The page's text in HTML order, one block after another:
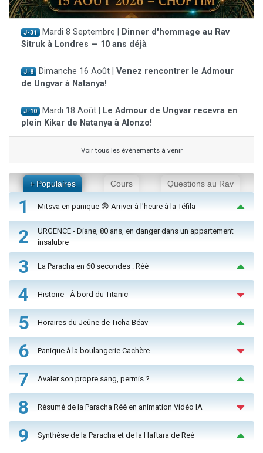
J-31 Mardi 8 Septembre |
Dinner d'hommage au Rav
Sitruk à Londres — 10 ans déjà
J-8 Dimanche 16 Août | Venez rencontrer le Admour
de Ungvar à Natanya!
J-10 Mardi 18 Août |
Le Admour de Ungvar recevra en
plein Kikar de Natanya à Alonzo!
Voir tous les événements à venir
+ Populaires Cours Questions au Rav
1 Mitsva en panique 😨 Arriver à l'heure à la Téfila
2
URGENCE - Diane, 80 ans, en danger dans un appartement
insalubre
3 La Paracha en 60 secondes : Réé
4 Histoire - À bord du Titanic
5 Horaires du Jeûne de Ticha Béav
6 Panique à la boulangerie Cachère
7 Avaler son propre sang, permis ?
8 Résumé de la Paracha Réé en animation Vidéo IA
9 Synthèse de la Paracha et de la Haftara de Reé